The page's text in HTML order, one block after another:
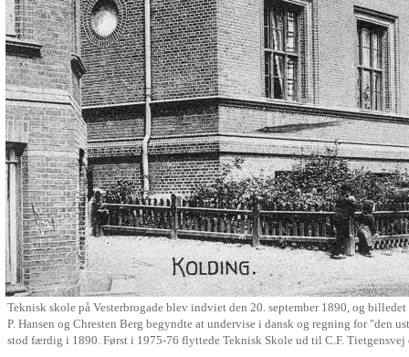
Teknisk skole på Vesterbrogade blev indviet den 20. september 1890, og
P. Hansen og Chresten Berg begyndte at undervise i dansk og regning for
stod færdig i 1890. Først i 1975-76 flyttede Teknisk Skole ud til C.F.